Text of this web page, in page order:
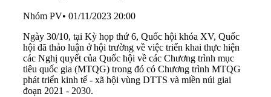
Nhóm PV• 01/11/2023 20:00
Ngày 30/10, tại Kỳ họp thứ 6, Quốc hội khóa XV, Quốc
hội đã thảo luận ở hội trường về việc triển khai thực hiện
các Nghị quyết của Quốc hội về các Chương trình mục
tiêu quốc gia (MTQG) trong đó có Chương trình MTQG
phát triển kinh tế - xã hội vùng DTTS và miền núi giai
đoạn 2021 - 2030.